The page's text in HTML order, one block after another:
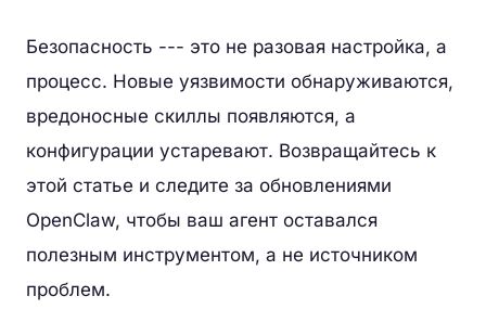
Безопасность --- это не разовая настройка, а
процесс. Новые уязвимости обнаруживаются,
вредоносные скиллы появляются, а
конфигурации устаревают. Возвращайтесь к
этой статье и следите за обновлениями
OpenClaw, чтобы ваш агент оставался
полезным инструментом, а не источником
проблем.